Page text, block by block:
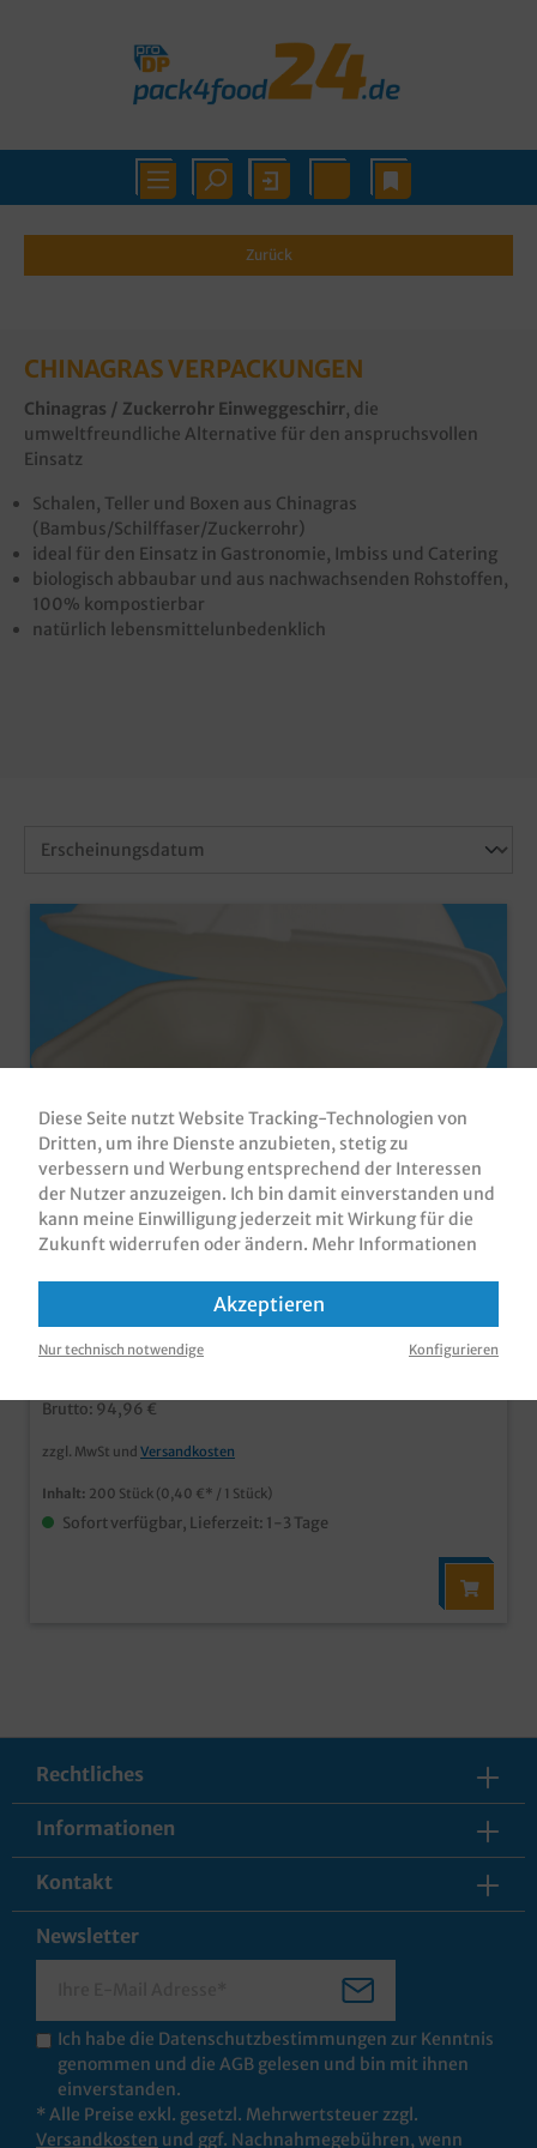
Zurück
CHINAGRAS VERPACKUNGEN
Chinagras / Zuckerrohr Einweggeschirr, die
umweltfreundliche Alternative für den anspruchsvollen
Einsatz
Schalen, Teller und Boxen aus Chinagras
(Bambus/Schilffaser/Zuckerrohr)
ideal für den Einsatz in Gastronomie, Imbiss und Catering
biologisch abbaubar und aus nachwachsenden Rohstoffen,
100% kompostierbar
natürlich lebensmittelunbedenklich
Bio Menüboxen Premium 2-geteilt
240x200x80mm Zuckerrohr Bagasse
weiß 200St
Bio Menübox / Außerhausbox / Klappbox, aus Bagasse /
feuchtigkeitsfest und mikrowellengeeignet
Rohstoffen umweltfreundlicher Nachbau der
Produktnummer:MBBZ242008
Brutto: 94,96 €
zzgl. MwSt und Versandkosten
Inhalt: 200 Stück (0,40 €* / 1 Stück)
Sofort verfügbar, Lieferzeit: 1-3 Tage
Rechtliches
Informationen
Kontakt
Newsletter
Ich habe die Datenschutzbestimmungen zur Kenntnis
genommen und die AGB gelesen und bin mit ihnen
einverstanden.
* Alle Preise exkl. gesetzl. Mehrwertsteuer zzgl.
Versandkosten und ggf. Nachnahmegebühren, wenn
Diese Seite nutzt Website Tracking-Technologien von
Dritten, um ihre Dienste anzubieten, stetig zu
verbessern und Werbung entsprechend der Interessen
der Nutzer anzuzeigen. Ich bin damit einverstanden und
kann meine Einwilligung jederzeit mit Wirkung für die
Zukunft widerrufen oder ändern. Mehr Informationen
Akzeptieren
Nur technisch notwendige Konfigurieren